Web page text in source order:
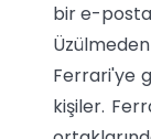
bir e-
Ferrari'ye
kişiler.